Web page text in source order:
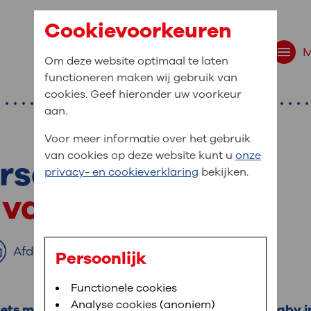
navigatie
bent u naar op
Bloedafname,MijnOLVG,Digitalisering
medische gegevens
In MijnOLVG kunt u uw medische
het u uitkomt. OLVG breidt MijnOLVG
de placenta
Afdrukken
Cookievoorkeuren
Om deze website optimaal te laten
functioneren maken wij gebruik van
cookies. Geef hieronder uw voorkeur
aan.
Voor meer informatie over het gebruik
van cookies op deze website kunt u onze
privacy- en cookieverklaring bekijken.
Persoonlijk
Functionele cookies
Analyse cookies (anoniem)